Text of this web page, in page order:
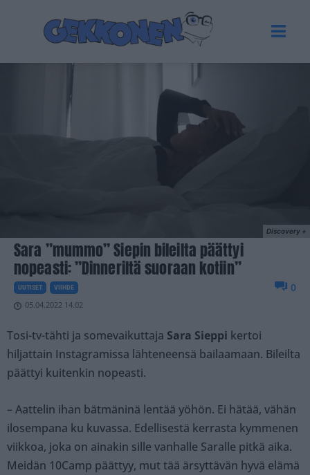
Discovery +
Sara ”mummo” Siepin bileilta päättyi
nopeasti: ”Dinneriltä suoraan kotiin”
UUTISET VIIHDE
05.04.2022 14.02
0
Tosi-tv-tähti ja somevaikuttaja Sara Sieppi kertoi
hiljattain Instagramissa lähteneensä bailaamaan. Bileilta
päättyi kuitenkin nopeasti.
– Aattelin ihan bätmäninä lentää yöhön. Ei hätää, vähän
ilosempana ku kuvassa. Edellisestä kerrasta kymmenen
viikkoa, joka on ainakin sille vanhalle Saralle pitkä aika.
Meidän 10Camp päättyy, mut tää ärsyttävän hyvä elämä